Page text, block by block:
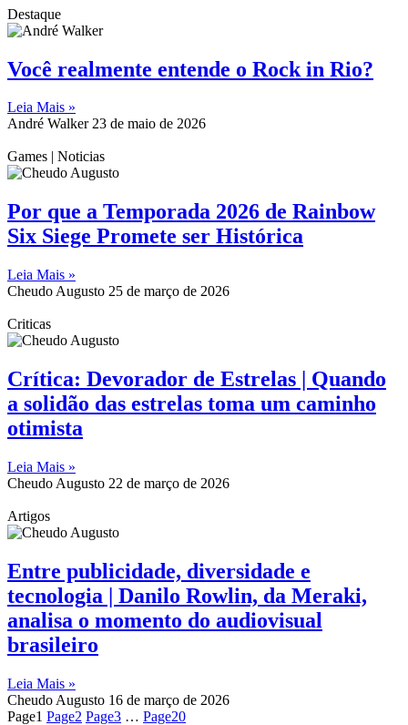
Destaque
Você realmente entende o Rock in Rio?
Leia Mais »
André Walker23 de maio de 2026
Games | Noticias
Por que a Temporada 2026 de Rainbow
Six Siege Promete ser Histórica
Leia Mais »
Cheudo Augusto 25 de março de 2026
Criticas
Crítica: Devorador de Estrelas | Quando
a solidão das estrelas toma um caminho
otimista
Leia Mais »
Cheudo Augusto 22 de março de 2026
Artigos
Entre publicidade, diversidade e
tecnologia | Danilo Rowlin, da Meraki,
analisa o momento do audiovisual
brasileiro
Leia Mais »
Cheudo Augusto 16 de março de 2026
Page1 Page2 Page3 … Page20